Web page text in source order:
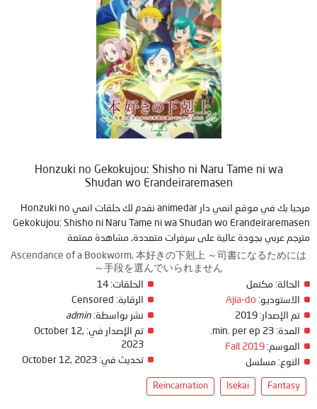
Honzuki no Gekokujou: Shisho ni Naru Tame ni wa
Shudan wo Erandeiraremasen
مرحبا بك في موقع انمي دار animedar نقدم لك حلقات انمي Honzuki no
Gekokujou: Shisho ni Naru Tame ni wa Shudan wo Erandeiraremasen
مترجم عربي بجودة عالية على سرفرات متعددة, مشاهدة ممتعة
Ascendance of a Bookworm, 本好きの下剋上 ～司書になるためには
手段を選んでいられません～
الحالة: مكتمل
الاستوديو: Ajia-do
تم الإصدار:
المدة:
الموسم: Fall 2019
النوع: مسلسل
الحلقات: 14
الرقابة:
نشر بواسطة: admin
تم الإصدار في: October 12,
2023
تحديث في: October 12, 2023
Fantasy
Isekai
Reincarnation